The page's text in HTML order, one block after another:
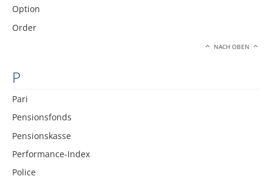
Option
Order
NACH OBEN
P
Pari
Pensionsfonds
Pensionskasse
Performance-Index
Police